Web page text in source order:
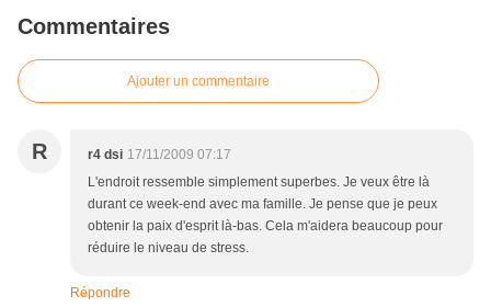
Commentaires
Ajouter un commentaire
R r4 dsi 17/11/2009 07:17
L'endroit ressemble simplement superbes. Je veux être là
durant ce week-end avec ma famille. Je pense que je peux
obtenir la paix d'esprit là-bas. Cela m'aidera beaucoup pour
réduire le niveau de stress.
Répondre